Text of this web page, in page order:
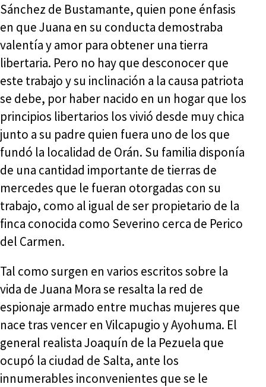
Sánchez de Bustamante, quien pone énfasis
en que Juana en su conducta demostraba
valentía y amor para obtener una tierra
libertaria. Pero no hay que desconocer que
este trabajo y su inclinación a la causa patriota
se debe, por haber nacido en un hogar que los
principios libertarios los vivió desde muy chica
junto a su padre quien fuera uno de los que
fundó la localidad de Orán. Su familia disponía
de una cantidad importante de tierras de
mercedes que le fueran otorgadas con su
trabajo, como al igual de ser propietario de la
finca conocida como Severino cerca de Perico
del Carmen.
Tal como surgen en varios escritos sobre la
vida de Juana Mora se resalta la red de
espionaje armado entre muchas mujeres que
nace tras vencer en Vilcapugio y Ayohuma. El
general realista Joaquín de la Pezuela que
ocupó la ciudad de Salta, ante los
innumerables inconvenientes que se le